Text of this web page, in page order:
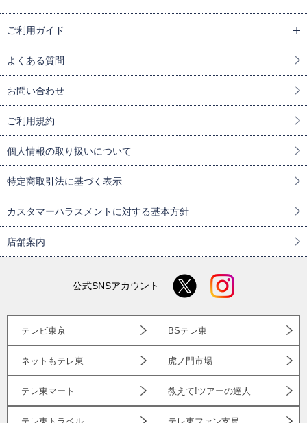
ご利用ガイド
よくある質問
お問い合わせ
ご利用規約
個人情報の取り扱いについて
特定商取引法に基づく表示
カスタマーハラスメントに対する基本方針
店舗案内
公式SNSアカウント
テレビ東京 BSテレ東
ネットもテレ東 虎ノ門市場
テレ東マート 教えて!ツアーの達人